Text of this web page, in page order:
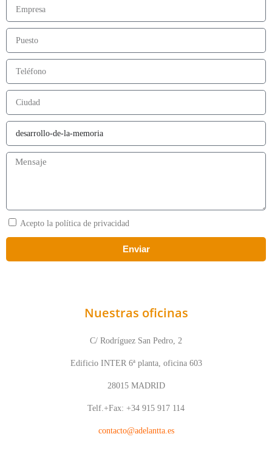
Acepto la política de privacidad
Enviar
Nuestras oficinas
C/ Rodríguez San Pedro, 2
Edificio INTER 6ª planta, oficina 603
28015 MADRID
Telf.+Fax: +34 915 917 114
contacto@adelantta.es